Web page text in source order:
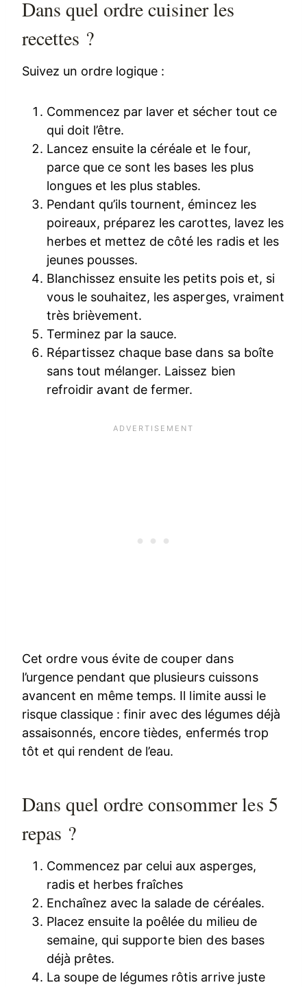
Dans quel ordre cuisiner les
recettes ?
Suivez un ordre logique :
Commencez par laver et sécher tout ce
qui doit l’être.
Lancez ensuite la céréale et le four,
parce que ce sont les bases les plus
longues et les plus stables.
Pendant qu’ils tournent, émincez les
poireaux, préparez les carottes, lavez les
herbes et mettez de côté les radis et les
jeunes pousses.
Blanchissez ensuite les petits pois et, si
vous le souhaitez, les asperges, vraiment
très brièvement.
Terminez par la sauce.
Répartissez chaque base dans sa boîte
sans tout mélanger. Laissez bien
refroidir avant de fermer.
Cet ordre vous évite de couper dans
l’urgence pendant que plusieurs cuissons
avancent en même temps. Il limite aussi le
risque classique : finir avec des légumes déjà
assaisonnés, encore tièdes, enfermés trop
tôt et qui rendent de l’eau.
Dans quel ordre consommer les 5
repas ?
Commencez par celui aux asperges,
radis et herbes fraîches
Enchaînez avec la salade de céréales.
Placez ensuite la poêlée du milieu de
semaine, qui supporte bien des bases
déjà prêtes.
La soupe de légumes rôtis arrive juste